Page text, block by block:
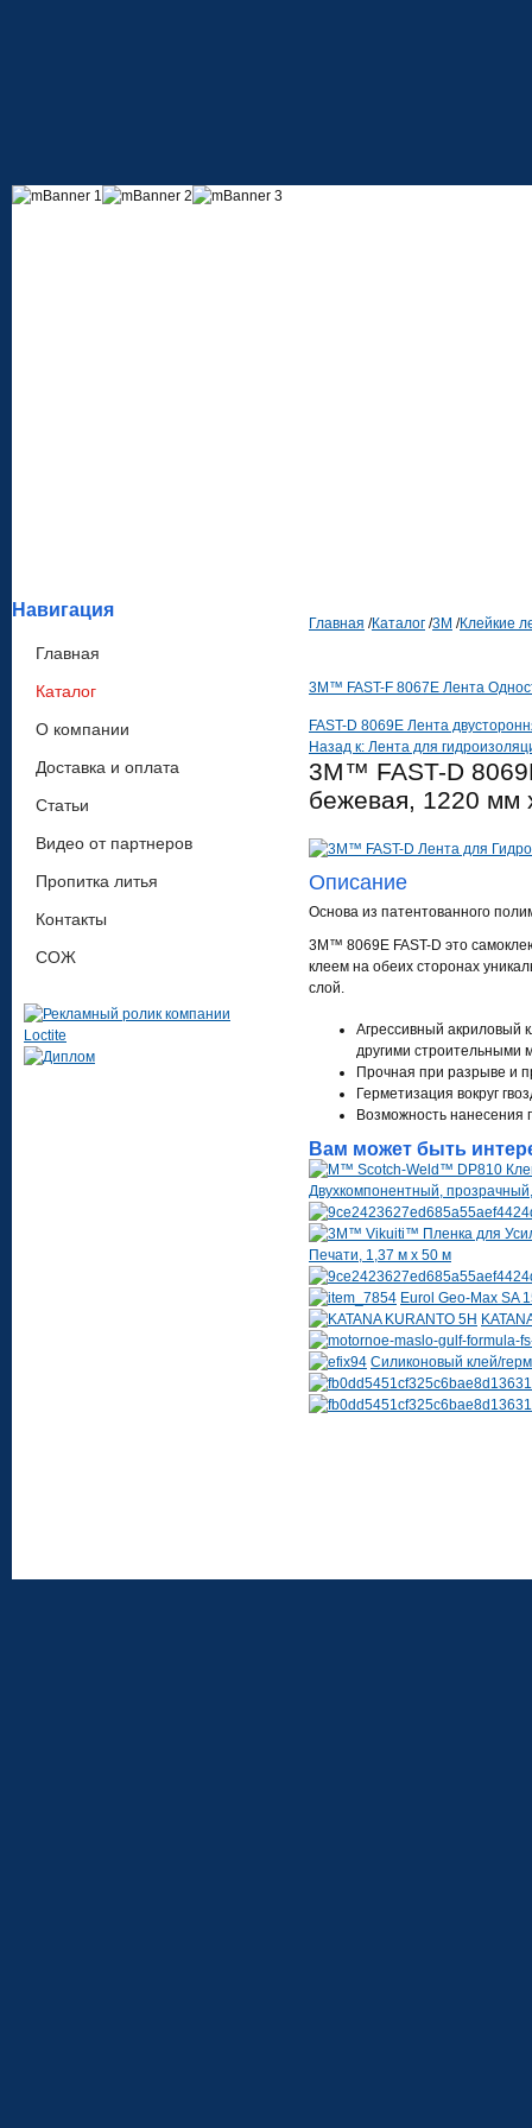
Навигация
Главная
Каталог
О компании
Доставка и оплата
Статьи
Видео от партнеров
Пропитка литья
Контакты
СОЖ
Главная /Каталог /3М /Клейкие
3M™ FAST-F 8067E Лента
FAST-D 8069E Лента
Назад к: Лента для
3M™ FAST-D
бежевая, 1220 мм
Описание
Основа из патентованного
3М™ 8069Е FAST-D это
клеем на обеих сторонах
слой.
Агрессивный акриловый
другими строительными
Прочная при разрыве и
Герметизация вокруг
Возможность нанесения
Вам может быть
Двухкомпонентный,
Печати, 1,37 м х 50 м
Eurol Geo-Max SA
Cиликоновый клей/